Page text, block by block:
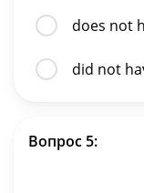
does not
did not
Вопрос 5: